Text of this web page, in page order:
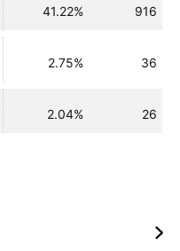
41.22% 916
2.75% 36
2.04% 26